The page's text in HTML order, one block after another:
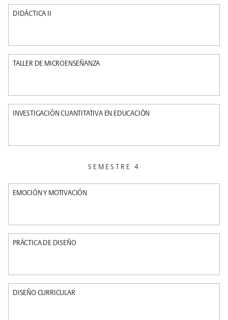
DIDÁCTICA II
TALLER DE MICROENSEÑANZA
INVESTIGACIÓN CUANTITATIVA EN EDUCACIÓN
SEMESTRE 4
EMOCIÓN Y MOTIVACIÓN
PRÁCTICA DE DISEÑO
DISEÑO CURRICULAR